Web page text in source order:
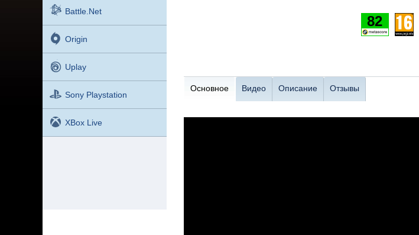
Battle.net
Origin
Uplay
Sony Playstation
XBox Live
82
Основное Видео Описание Отзывы